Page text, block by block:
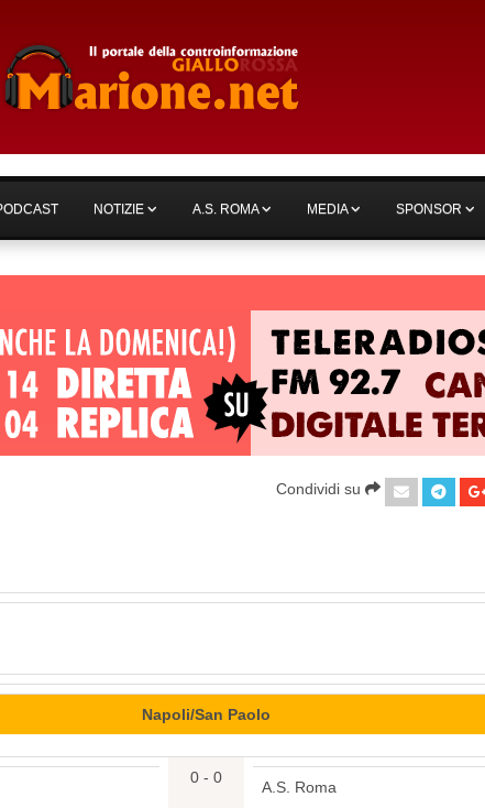
NOTIZIE A.S. ROMA MEDIA SPONSOR
Condividi su
Napoli/San Paolo
0 - 0
A.S. Roma